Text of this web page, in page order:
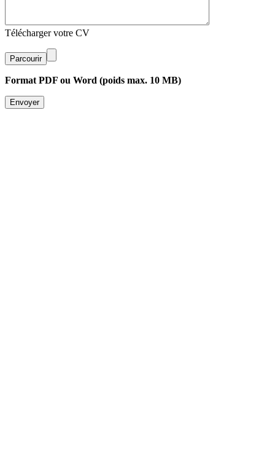
Télécharger votre CV
Parcourir
Format PDF ou Word (poids max. 10 MB)